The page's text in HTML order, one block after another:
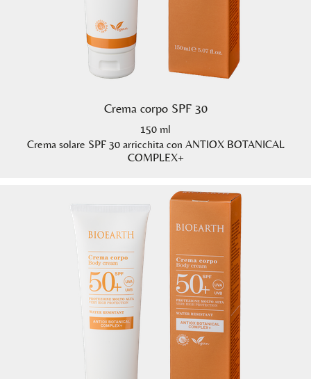
Crema corpo SPF 30
150 ml
Crema solare SPF 30 arricchita con ANTIOX BOTANICAL
COMPLEX+